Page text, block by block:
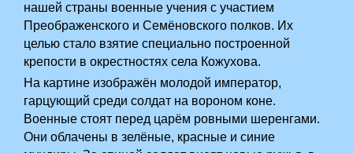
нашей страны военные учения с участием
Преображенского и Семёновского полков. Их
целью стало взятие специально построенной
крепости в окрестностях села Кожухова.
На картине изображён молодой император,
гарцующий среди солдат на вороном коне.
Военные стоят перед царём ровными шеренгами.
Они облачены в зелёные, красные и синие